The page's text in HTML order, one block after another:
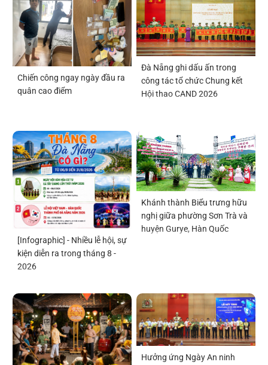
Chiến công ngay ngày đầu ra
quân cao điểm
Đà Nẵng ghi dấu ấn trong
công tác tổ chức Chung kết
Hội thao CAND 2026
[Infographic] - Nhiều lễ hội, sự
kiện diễn ra trong tháng 8 -
2026
Khánh thành Biểu trưng hữu
nghị giữa phường Sơn Trà và
huyện Gurye, Hàn Quốc
Hưởng ứng Ngày An ninh